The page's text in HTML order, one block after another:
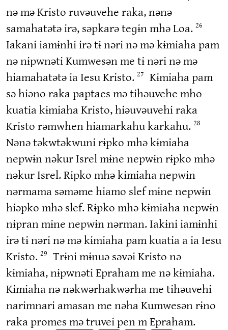
nə mə Kristo ruvəuvehe raka, nənə
samahatətə irə, səpkarə teɡɨn mhə Loa. 26
Iakani iamɨnhi irə tɨ nəri nə mə kɨmiaha pam
nə nɨpwnəti Kumwesən me tɨ nəri nə mə
hiamahatətə ia Iesu Kristo. 27
Kɨmiaha pam
sə hiəno raka paptaes mə tihəuvehe mho
kuatia kɨmiaha Kristo, hiəuvəuvehi raka
Kristo rəmwhen hiamarkahu karkahu. 28
Nənə təkwtəkwuni rɨpko mhə kɨmiaha
nepwɨn nəkur Isrel mɨne nepwɨn rɨpko mhə
nəkur Isrel. Rɨpko mhə kɨmiaha nepwɨn
nərmama səməme hiamo slef mɨne nepwɨn
hiəpko mhə slef. Rɨpko mhə kɨmiaha nepwɨn
nɨpran mɨne nepwɨn nərman. Iakɨni iamɨnhi
irə tɨ nəri nə mə kɨmiaha pam kuatia a ia Iesu
Kristo. 29
Trɨni mɨnuə səvəi Kristo nə
kɨmiaha, nɨpwnəti Epraham me nə kɨmiaha.
Kɨmiaha nə nəkwərhakwərha me tihəuvehi
narimnari amasan me nəha Kumwesən rɨno
raka promes mə truvei pen m Epraham.